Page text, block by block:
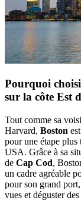
Pourquoi
sur la côte Est
Tout comme sa
Harvard, Boston
pour une étape
USA. Grâce à sa
de Cap Cod,
un cadre agréable
pour son grand
vues et déguster